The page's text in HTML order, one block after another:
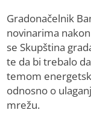
Gradonačelnik
novinarima
se Skupština
te da bi trebalo
temom
odnosno o
mrežu.